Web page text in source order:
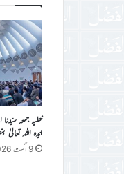
خطبہ جمعہ
ایّدہ اللہ تعالیٰ بنصرہ
9 اگست 2026ء